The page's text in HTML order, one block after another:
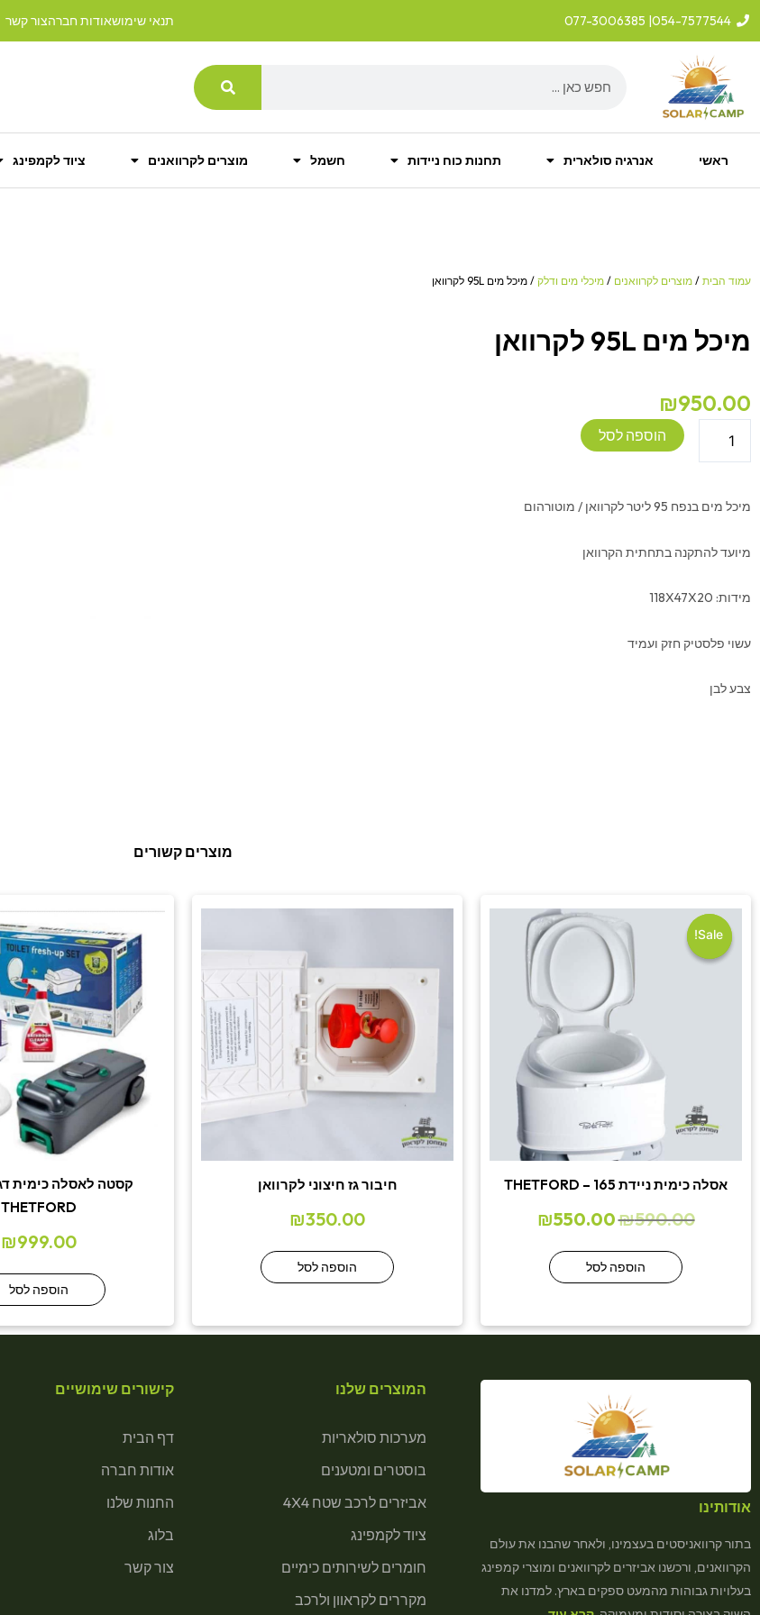
דילוג
054-7577544
| 077-3006385 תנאי שימושאודות חברהצור קשר
ראשי אנרגיה סולארית תחנות כוח ניידות חשמל מוצרים לקרוואנים ציוד לקמפינג
עמוד הבית / מוצרים לקרוואנים / מיכלי מים ודלק / מיכל מים 95L לקרוואן
מיכל מים 95L לקרוואן
₪950.00
מים
לקרוואן
הוספה לסל
מיכל מים בנפח 95 ליטר לקרוואן / מוטורהום
מיועד להתקנה בתחתית הקרוואן
מידות: 118X47X20
עשוי פלסטיק חזק ועמיד
צבע לבן
מוצרים קשורים
Sale!
Sale!
אסלה כימית ניידת THETFORD – 165
₪590.00
המקורי
היה:
₪590.00.
₪550.00
הנוכחי
הוא:
₪550.00.
הוספה לסל
חיבור גז חיצוני לקרוואן
₪350.00
הוספה לסל
THETFORD
₪999.00
הוספה לסל
אודותינו
בתור קרוואניסטים בעצמינו, ולאחר שהבנו את עולם
הקרוואנים, ורכשנו אביזרים לקרוואנים ומוצרי קמפינג
בעלויות גבוהות מהמעט ספקים בארץ. למדנו את
המוצרים שלנו
מערכות סולאריות
בוסטרים ומטענים
אביזרים לרכב שטח 4X4
ציוד לקמפינג
חומרים לשירותים כימיים
מקררים לקראוון ולרכב
קישורים שימושיים
דף הבית
אודות חברה
החנות שלנו
בלוג
צור קשר